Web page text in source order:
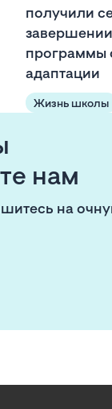
получили
программы
адаптации
Жизнь школы
нам
на